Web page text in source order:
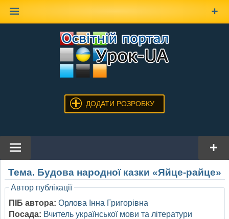
ДОДАТИ РОЗРОБКУ
Тема. Будова народної казки «Яйце-райце»
Автор публікації
ПІБ автора: Орлова Інна Григорівна
Посада: Вчитель української мови та літератури